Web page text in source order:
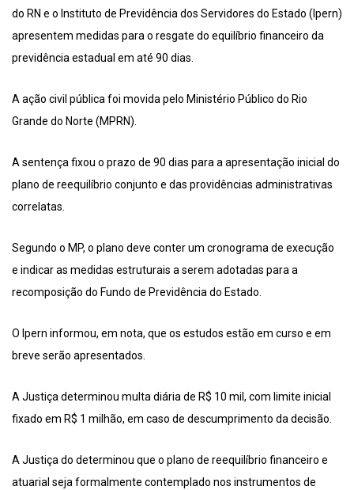
do RN e o Instituto de Previdência dos Servidores do Estado (Ipern)
apresentem medidas para o resgate do equilíbrio financeiro da
previdência estadual em até 90 dias.
A ação civil pública foi movida pelo Ministério Público do Rio
Grande do Norte (MPRN).
A sentença fixou o prazo de 90 dias para a apresentação inicial do
plano de reequilíbrio conjunto e das providências administrativas
correlatas.
Segundo o MP, o plano deve conter um cronograma de execução
e indicar as medidas estruturais a serem adotadas para a
recomposição do Fundo de Previdência do Estado.
O Ipern informou, em nota, que os estudos estão em curso e em
breve serão apresentados.
A Justiça determinou multa diária de R$ 10 mil, com limite inicial
fixado em R$ 1 milhão, em caso de descumprimento da decisão.
A Justiça do determinou que o plano de reequilíbrio financeiro e
atuarial seja formalmente contemplado nos instrumentos de